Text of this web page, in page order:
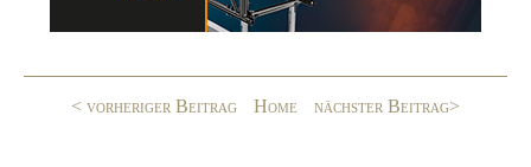
o< vorheriger Beitrag Home nächster Beitrag>